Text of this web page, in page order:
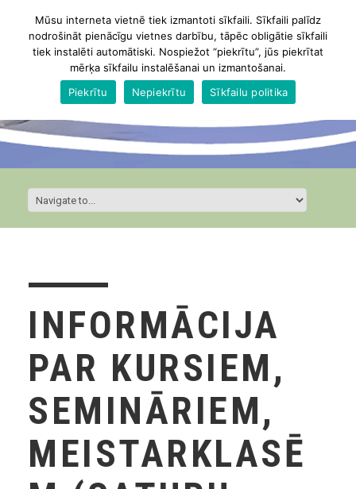
INFORMĀCIJA
PAR KURSIEM,
SEMINĀRIEM,
MEISTARKLASĒ
Mūsu interneta vietnē tiek izmantoti sīkfaili. Sīkfaili palīdz
nodrošināt pienācīgu vietnes darbību, tāpēc obligātie sīkfaili
tiek instalēti automātiski. Nospiežot “piekrītu”, jūs piekrītat
mērķa sīkfailu instalēšanai un izmantošanai.
Piekrītu
Nepiekrītu Sīkfailu politika